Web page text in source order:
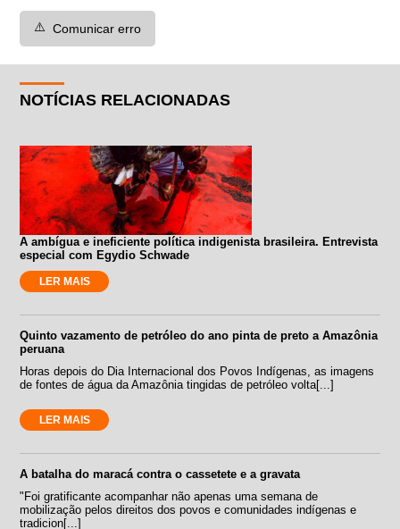
⚠️ Comunicar erro
NOTÍCIAS RELACIONADAS
A ambígua e ineficiente política indigenista brasileira. Entrevista
especial com Egydio Schwade
LER MAIS
Quinto vazamento de petróleo do ano pinta de preto a Amazônia
peruana
Horas depois do Dia Internacional dos Povos Indígenas, as imagens
de fontes de água da Amazônia tingidas de petróleo volta[...]
LER MAIS
A batalha do maracá contra o cassetete e a gravata
"Foi gratificante acompanhar não apenas uma semana de
mobilização pelos direitos dos povos e comunidades indígenas e
tradicion[...]